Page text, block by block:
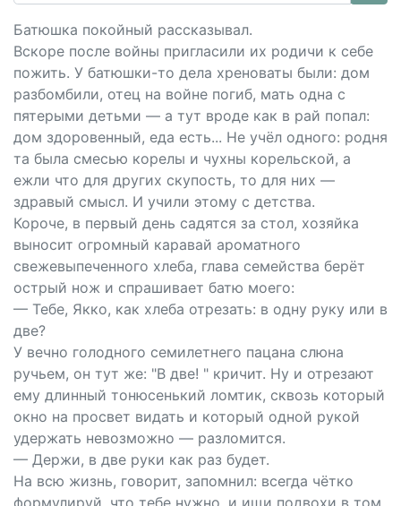
Батюшка покойный рассказывал.
Вскоре после войны пригласили их родичи к себе
пожить. У батюшки-то дела хреноваты были: дом
разбомбили, отец на войне погиб, мать одна с
пятерыми детьми — а тут вроде как в рай попал:
дом здоровенный, еда есть... Не учёл одного: родня
та была смесью корелы и чухны корельской, а
ежли что для других скупость, то для них —
здравый смысл. И учили этому с детства.
Короче, в первый день садятся за стол, хозяйка
выносит огромный каравай ароматного
свежевыпеченного хлеба, глава семейства берёт
острый нож и спрашивает батю моего:
— Тебе, Якко, как хлеба отрезать: в одну руку или в
две?
У вечно голодного семилетнего пацана слюна
ручьем, он тут же: "В две! " кричит. Ну и отрезают
ему длинный тонюсенький ломтик, сквозь который
окно на просвет видать и который одной рукой
удержать невозможно — разломится.
— Держи, в две руки как раз будет.
На всю жизнь, говорит, запомнил: всегда чётко
формулируй, что тебе нужно, и ищи подвохи в том,